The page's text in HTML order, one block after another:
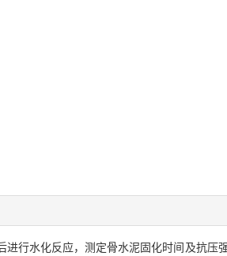
行水化反应，测定骨水泥固化时间及抗压